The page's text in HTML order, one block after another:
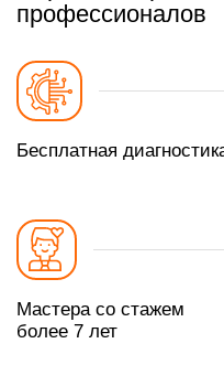
профессионалов
Бесплатная
Мастера со стажем
более 7 лет